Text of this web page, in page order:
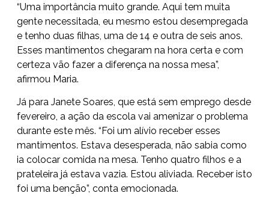
“Uma importância muito grande. Aqui tem muita
gente necessitada, eu mesmo estou desempregada
e tenho duas filhas, uma de 14 e outra de seis anos.
Esses mantimentos chegaram na hora certa e com
certeza vão fazer a diferença na nossa mesa”,
afirmou Maria.
Já para Janete Soares, que está sem emprego desde
fevereiro, a ação da escola vai amenizar o problema
durante este mês. “Foi um alívio receber esses
mantimentos. Estava desesperada, não sabia como
ia colocar comida na mesa. Tenho quatro filhos e a
prateleira já estava vazia. Estou aliviada. Receber isto
foi uma benção”, conta emocionada.